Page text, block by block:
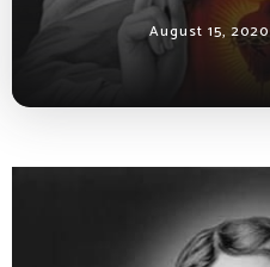
August 15, 2020